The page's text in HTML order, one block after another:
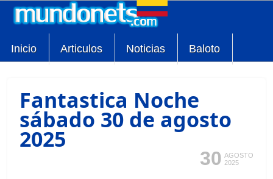
Inicio Articulos Noticias Baloto
Fantastica Noche
sábado 30 de agosto
2025
30 AGOSTO
2025